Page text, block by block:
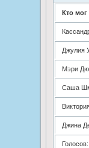
Кто
Джулия
Мэри
Саша
Джина
Голосов: